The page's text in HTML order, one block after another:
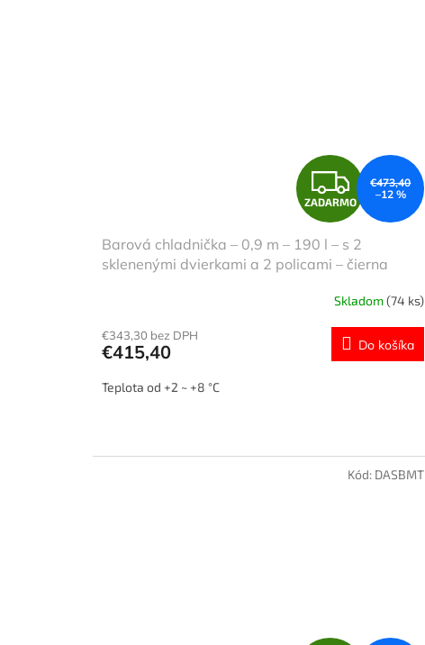
Z
A
D
A
R
M
ZADARMO
€473,40
–12 %
Barová chladnička – 0,9 m – 190 l – s 2
sklenenými dvierkami a 2 policami – čierna
Skladom(74 ks)
€343,30 bez DPH
€415,40 Do košíka
Teplota od +2 ~ +8 °C
Kód: DASBMT